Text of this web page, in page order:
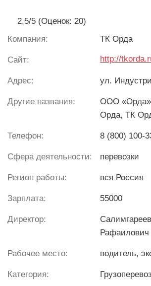
2,5/5 (Оценок: 20)
Компания:
ТК Орда
Сайт: http://
Адрес: ул.
Другие названия:
ООО
Орда, ТК
Телефон: 8 (800) 100-
Сфера деятельности: перевозки
Регион работы: вся Россия
Зарплата: 55000
Директор:
Рафаилович
Рабочее место: водитель,
Категория: